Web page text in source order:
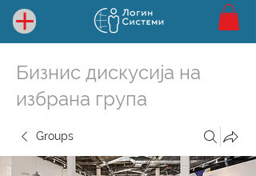
Бизнис дискусија на
избрана група
Groups